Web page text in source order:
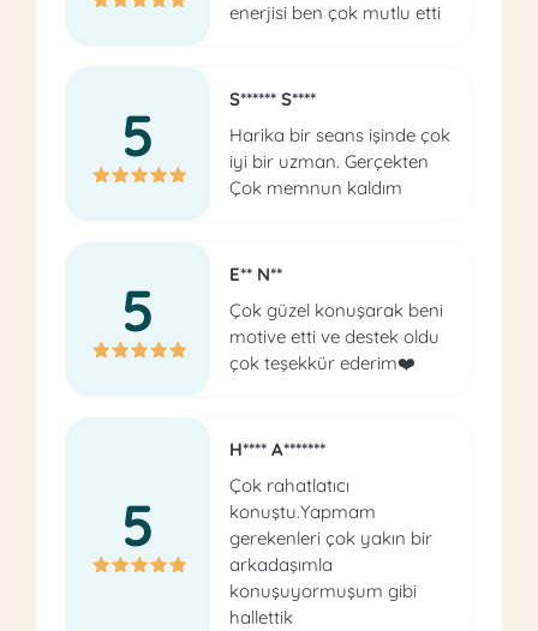
enerjisi ben çok mutlu etti
5
S****** S****
Harika bir seans işinde çok
iyi bir uzman. Gerçekten
Çok memnun kaldım
5
E** N**
Çok güzel konuşarak beni
motive etti ve destek oldu
çok teşekkür ederim❤️
5
H**** A*******
Çok rahatlatıcı
konuştu.Yapmam
gerekenleri çok yakın bir
arkadaşımla
konuşuyormuşum gibi
hallettik